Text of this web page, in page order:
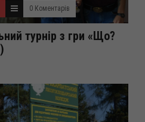
0 Коментарів
турнір з гри «Що?